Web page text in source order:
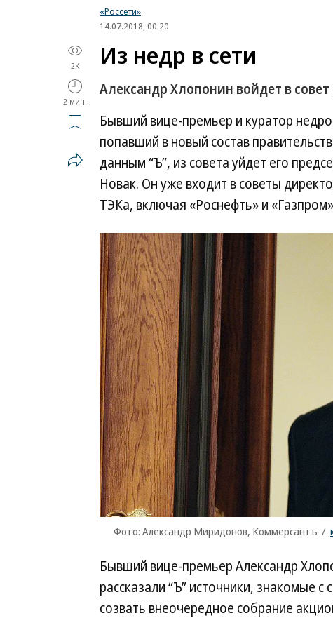
«Россети»
14.07.2018, 00:20
2K
2 мин.
Из недр в сети
Александр Хлопонин войдет в
Бывший вице-премьер и куратор
попавший в новый состав
данным “Ъ”, из совета уйдет его
Новак. Он уже входит в советы
ТЭКа, включая «Роснефть» и
Фото: Александр Миридонов, Коммерсантъ /
Бывший вице-премьер Александр
рассказали “Ъ” источники, знакомые
созвать внеочередное собрание